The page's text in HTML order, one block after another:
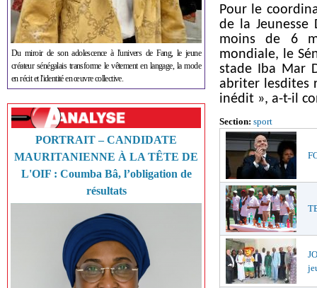
Du miroir de son adolescence à l'univers de Fang, le jeune
créateur sénégalais transforme le vêtement en langage, la mode
en récit et l'identité en œuvre collective.
PORTRAIT – CANDIDATE
MAURITANIENNE À LA TÊTE DE
L'OIF : Coumba Bâ, l’obligation de
résultats
Pour le
de la Jeunesse
moins de 6
mondiale, le
stade Iba Mar
abriter lesdites
inédit », a-t-il
Section: sport